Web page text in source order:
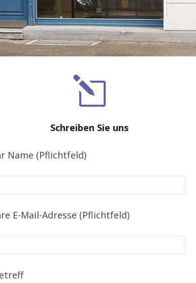
Schreiben Sie uns
Name (Pflichtfeld)
E-Mail-Adresse (Pflichtfeld)